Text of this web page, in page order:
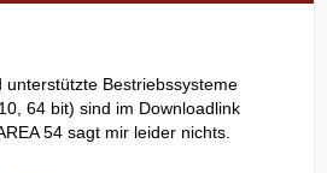
unterstützte Bestriebssysteme
64 bit) sind im Downloadlink
54 sagt mir leider nichts.